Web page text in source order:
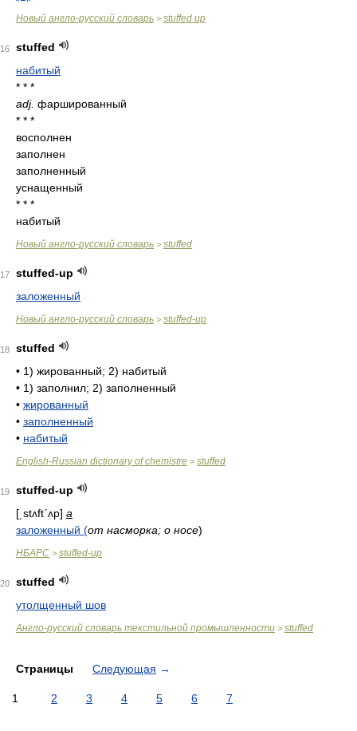
Новый англо-русский словарь > stuffed up
16
stuffed
набитый
* * *
adj. фаршированный
* * *
восполнен
заполнен
заполненный
уснащенный
* * *
набитый
Новый англо-русский словарь > stuffed
17
stuffed-up
заложенный
Новый англо-русский словарь > stuffed-up
18
stuffed
• 1) жированный; 2) набитый
• 1) заполнил; 2) заполненный
• жированный
• заполненный
• набитый
English-Russian dictionary of chemistre > stuffed
19
stuffed-up
[͵stʌftʹʌp] a
заложенный (от насморка; о носе)
НБАРС > stuffed-up
20
stuffed
утолщенный шов
Англо-русский словарь текстильной промышленности > stuffed
Страницы Следующая →
1 2 3 4 5 6 7